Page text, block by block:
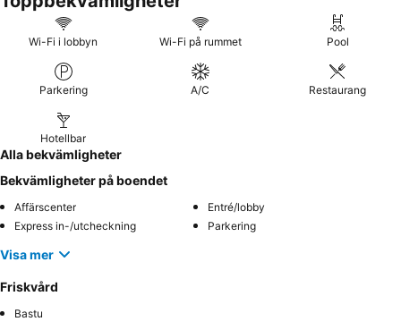
Wi-Fi i lobbyn Wi-Fi på rummet Pool
Parkering A/C Restaurang
Hotellbar
Alla bekvämligheter
Bekvämligheter på boendet
Affärscenter
Entré/lobby
Express in-/utcheckning
Parkering
Visa mer
Friskvård
Bastu